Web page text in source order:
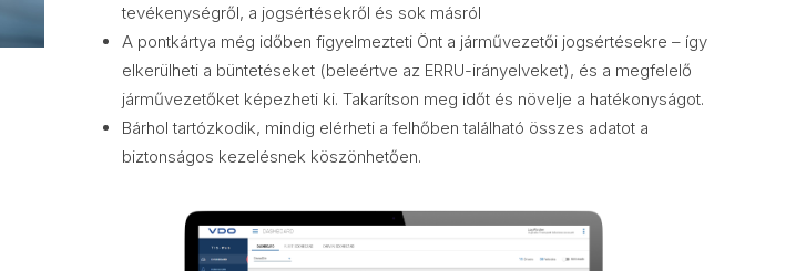
tevékenységről, a jogsértésekről és sok másról
A pontkártya még időben figyelmezteti Önt a járművezetői jogsértésekre – így
elkerülheti a büntetéseket (beleértve az ERRU-irányelveket), és a megfelelő
járművezetőket képezheti ki. Takarítson meg időt és növelje a hatékonyságot.
Bárhol tartózkodik, mindig elérheti a felhőben található összes adatot a
biztonságos kezelésnek köszönhetően.